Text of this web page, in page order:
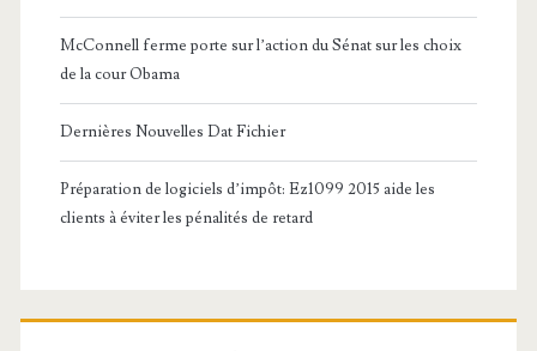
McConnell ferme porte sur l’action du Sénat sur les choix
de la cour Obama
Dernières Nouvelles Dat Fichier
Préparation de logiciels d’impôt: Ez1099 2015 aide les
clients à éviter les pénalités de retard